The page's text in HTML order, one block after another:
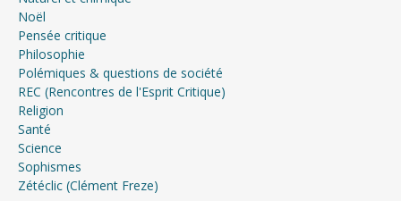
Noël
Pensée critique
Philosophie
Polémiques & questions de société
REC (Rencontres de l'Esprit Critique)
Religion
Santé
Science
Sophismes
Zétéclic (Clément Freze)